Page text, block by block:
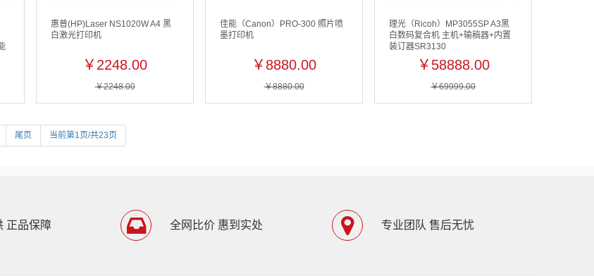
惠普(HP)Laser NS1020W A4 黑
白激光打印机
￥2248.00
￥2248.00
佳能（Canon）PRO-300 照片喷
墨打印机
￥8880.00
￥8880.00
理光（Ricoh）MP3055SP A3黑
白数码复合机 主机+输稿器+内置
装订器SR3130
￥58888.00
￥69999.00
尾页 当前第1页/共23页
正品保障 全网比价 惠到实处 专业团队 售后无忧